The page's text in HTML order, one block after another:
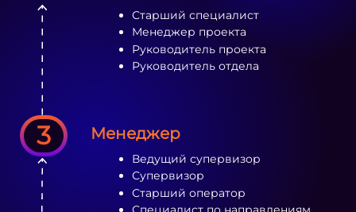
3 Менеджер
Ведущий супервизор
Супервизор
Старший оператор
Старший специалист
Менеджер проекта
Руководитель проекта
Руководитель отдела